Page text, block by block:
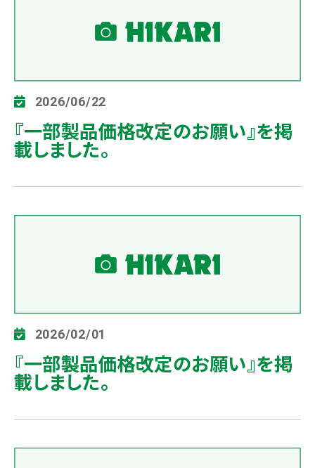
2026/06/22
『一部製品価格改定のお願い』を掲
載しました。
2026/02/01
『一部製品価格改定のお願い』を掲
載しました。